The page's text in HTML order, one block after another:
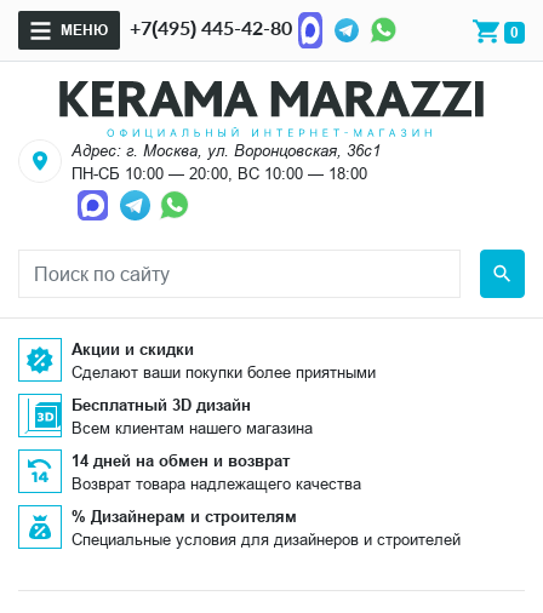
МЕНЮ +7(495) 445-42-80 0
Адрес: г. Москва, ул. Воронцовская, 36с1
ПН-СБ 10:00 — 20:00, ВС 10:00 — 18:00
Акции и скидки
Сделают ваши покупки более приятными
Бесплатный 3D дизайн
Всем клиентам нашего магазина
14 дней на обмен и возврат
Возврат товара надлежащего качества
% Дизайнерам и строителям
Специальные условия для дизайнеров и строителей